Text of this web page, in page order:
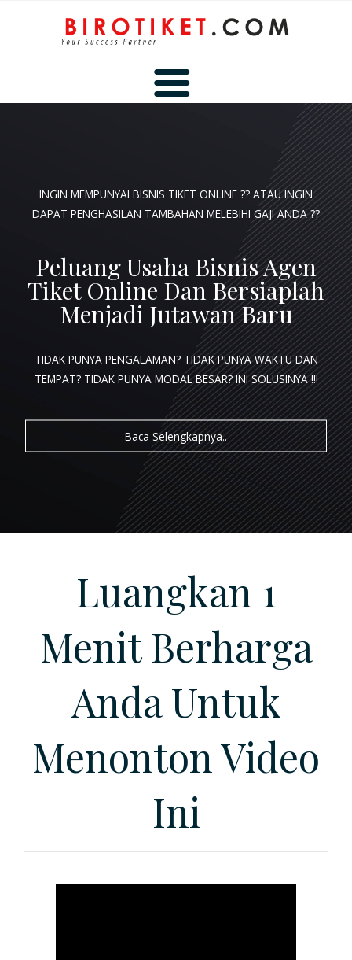
TENTANG KAMI
HUBUNGI KAMI
MEMBER AREA
LOGIN
REGISTRASI
INGIN MEMPUNYAI BISNIS TIKET ONLINE ?? ATAU INGIN
DAPAT PENGHASILAN TAMBAHAN MELEBIHI GAJI ANDA ??
Peluang Usaha Bisnis Agen
Tiket Online Dan Bersiaplah
Menjadi Jutawan Baru
TIDAK PUNYA PENGALAMAN? TIDAK PUNYA WAKTU DAN
TEMPAT? TIDAK PUNYA MODAL BESAR?INI SOLUSINYA !!!
Baca Selengkapnya..
Luangkan 1
Menit Berharga
Anda Untuk
Menonton Video
Ini